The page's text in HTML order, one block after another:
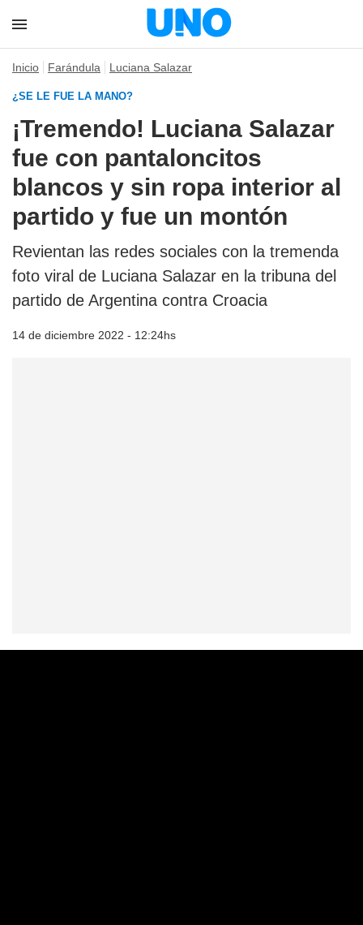
Inicio Farándula Luciana Salazar
¿SE LE FUE LA MANO?
¡Tremendo! Luciana Salazar
fue con pantaloncitos
blancos y sin ropa interior al
partido y fue un montón
Revientan las redes sociales con la tremenda
foto viral de Luciana Salazar en la tribuna del
partido de Argentina contra Croacia
14 de diciembre 2022 - 12:24hs